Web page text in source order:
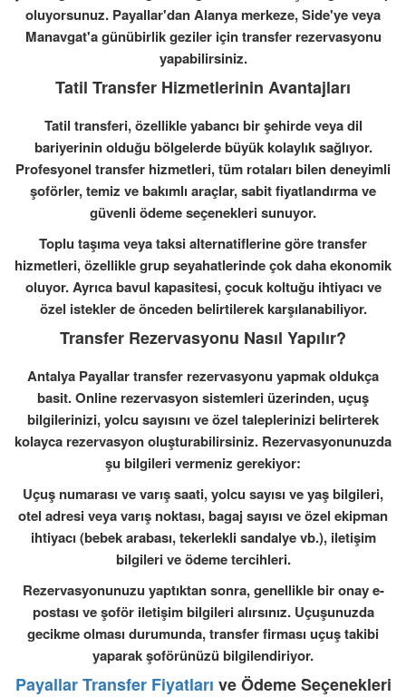
oluyorsunuz. Payallar'dan Alanya merkeze, Side'ye veya
Manavgat'a günübirlik geziler için transfer rezervasyonu
yapabilirsiniz.
Tatil Transfer Hizmetlerinin Avantajları
Tatil transferi, özellikle yabancı bir şehirde veya dil
bariyerinin olduğu bölgelerde büyük kolaylık sağlıyor.
Profesyonel transfer hizmetleri, tüm rotaları bilen deneyimli
şoförler, temiz ve bakımlı araçlar, sabit fiyatlandırma ve
güvenli ödeme seçenekleri sunuyor.
Toplu taşıma veya taksi alternatiflerine göre transfer
hizmetleri, özellikle grup seyahatlerinde çok daha ekonomik
oluyor. Ayrıca bavul kapasitesi, çocuk koltuğu ihtiyacı ve
özel istekler de önceden belirtilerek karşılanabiliyor.
Transfer Rezervasyonu Nasıl Yapılır?
Antalya Payallar transfer rezervasyonu yapmak oldukça
basit. Online rezervasyon sistemleri üzerinden, uçuş
bilgilerinizi, yolcu sayısını ve özel taleplerinizi belirterek
kolayca rezervasyon oluşturabilirsiniz. Rezervasyonunuzda
şu bilgileri vermeniz gerekiyor:
Uçuş numarası ve varış saati, yolcu sayısı ve yaş bilgileri,
otel adresi veya varış noktası, bagaj sayısı ve özel ekipman
ihtiyacı (bebek arabası, tekerlekli sandalye vb.), iletişim
bilgileri ve ödeme tercihleri.
Rezervasyonunuzu yaptıktan sonra, genellikle bir onay e-
postası ve şoför iletişim bilgileri alırsınız. Uçuşunuzda
gecikme olması durumunda, transfer firması uçuş takibi
yaparak şoförünüzü bilgilendiriyor.
Payallar Transfer Fiyatları ve Ödeme Seçenekleri